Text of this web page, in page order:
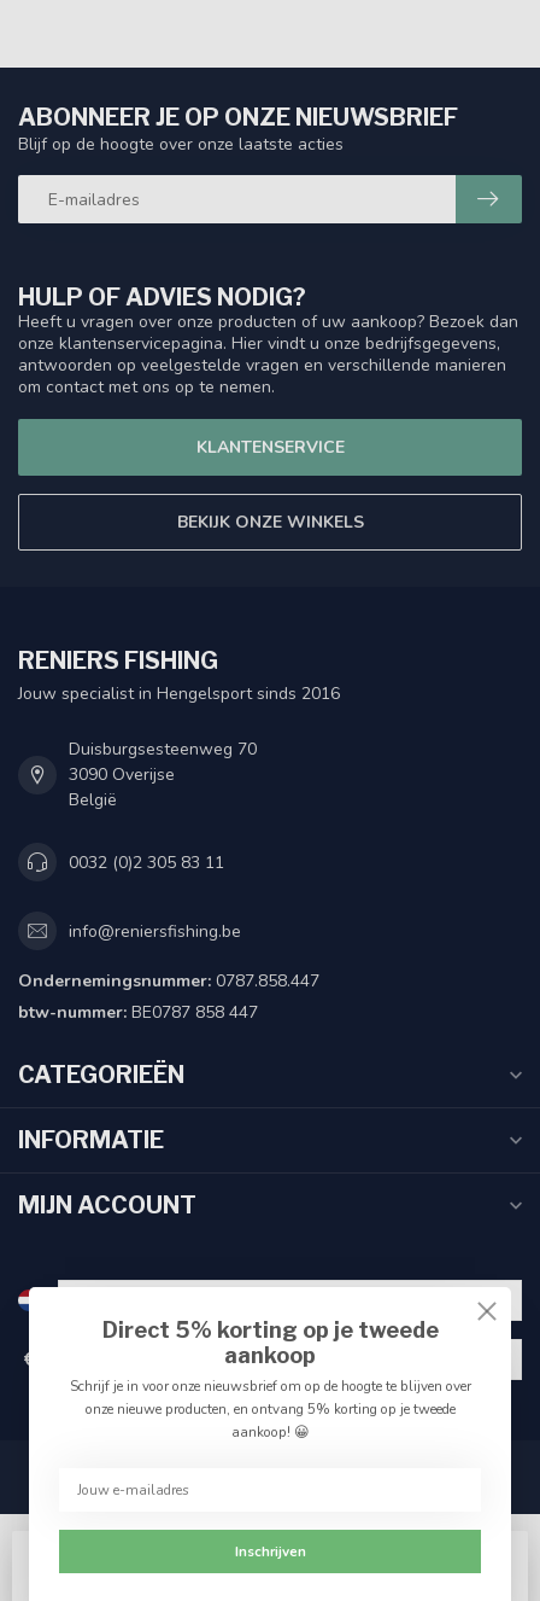
HULP OF ADVIES NODIG?
Heeft u vragen over onze producten of uw aankoop? Bezoek dan
onze klantenservicepagina. Hier vindt u onze bedrijfsgegevens,
antwoorden op veelgestelde vragen en verschillende manieren
om contact met ons op te nemen.
KLANTENSERVICE
BEKIJK ONZE WINKELS
ABONNEER JE OP ONZE NIEUWSBRIEF
Blijf op de hoogte over onze laatste acties
RENIERS FISHING
Jouw specialist in Hengelsport sinds 2016
Duisburgsesteenweg 70
3090 Overijse
België
0032 (0)2 305 83 11
info@reniersfishing.be
Ondernemingsnummer: 0787.858.447
btw-nummer: BE0787 858 447
CATEGORIEËN
INFORMATIE
MIJN ACCOUNT
€
Wij slaan cookies op om onze website te verbeteren.
Direct 5% korting op je tweede
aankoop
Schrijf je in voor onze nieuwsbrief om op de hoogte te blijven over
onze nieuwe producten, en ontvang 5% korting op je tweede
aankoop! 😀
Inschrijven